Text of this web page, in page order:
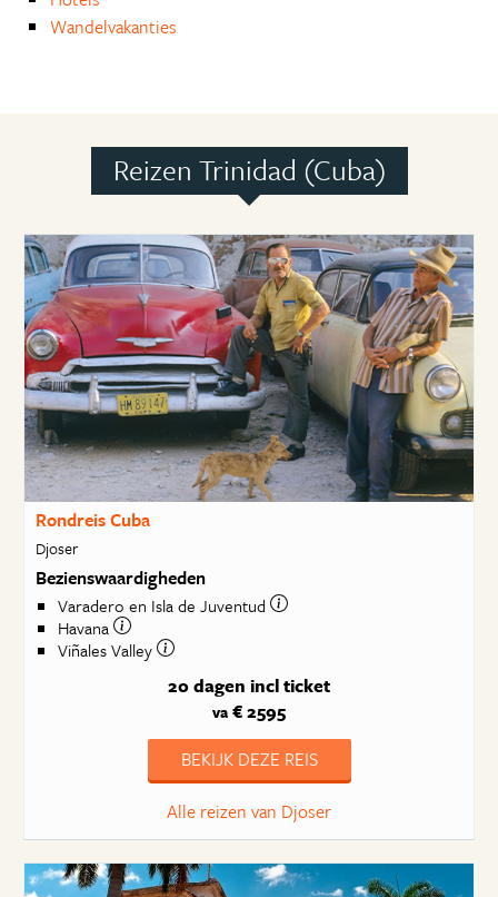
Wandelvakanties
Reizen Trinidad (Cuba)
Rondreis Cuba
Djoser
Bezienswaardigheden
Varadero en Isla de Juventud
Havana
Viñales Valley
20 dagen incl ticket
va € 2595
BEKIJK DEZE REIS
Alle reizen van Djoser